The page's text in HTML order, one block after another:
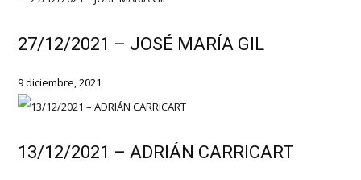
27/12/2021 – JOSÉ MARÍA GIL
9 diciembre, 2021
13/12/2021 – ADRIÁN CARRICART